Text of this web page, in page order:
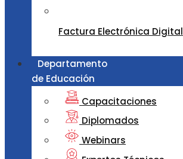
Factura Electrónica Digital
Departamento
de Educación
Capacitaciones
Diplomados
Webinars